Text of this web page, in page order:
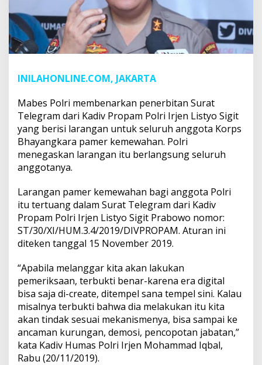
INILAHONLINE.COM, JAKARTA
Mabes Polri membenarkan penerbitan Surat
Telegram dari Kadiv Propam Polri Irjen Listyo Sigit
yang berisi larangan untuk seluruh anggota Korps
Bhayangkara pamer kemewahan. Polri
menegaskan larangan itu berlangsung seluruh
anggotanya.
Larangan pamer kemewahan bagi anggota Polri
itu tertuang dalam Surat Telegram dari Kadiv
Propam Polri Irjen Listyo Sigit Prabowo nomor:
ST/30/XI/HUM.3.4/2019/DIVPROPAM. Aturan ini
diteken tanggal 15 November 2019.
“Apabila melanggar kita akan lakukan
pemeriksaan, terbukti benar-karena era digital
bisa saja di-create, ditempel sana tempel sini. Kalau
misalnya terbukti bahwa dia melakukan itu kita
akan tindak sesuai mekanismenya, bisa sampai ke
ancaman kurungan, demosi, pencopotan jabatan,”
kata Kadiv Humas Polri Irjen Mohammad Iqbal,
Rabu (20/11/2019).